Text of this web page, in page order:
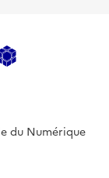
du Numérique